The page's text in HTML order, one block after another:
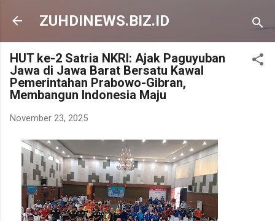
Langsung ke konten utama
ZUHDINEWS.BIZ.ID
HUT ke-2 Satria NKRI: Ajak Paguyuban
Jawa di Jawa Barat Bersatu Kawal
Pemerintahan Prabowo-Gibran,
Membangun Indonesia Maju
November 23, 2025